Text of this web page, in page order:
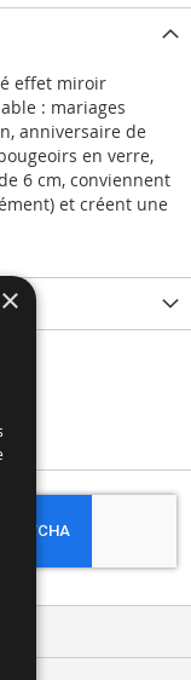
effet miroir
: mariages
anniversaire de
en verre,
6 cm, conviennent
et créent une
×